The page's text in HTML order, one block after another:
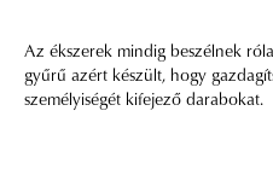
Az ékszerek mindig beszélnek
gyűrű azért készült, hogy
személyiségét kifejező darabokat.